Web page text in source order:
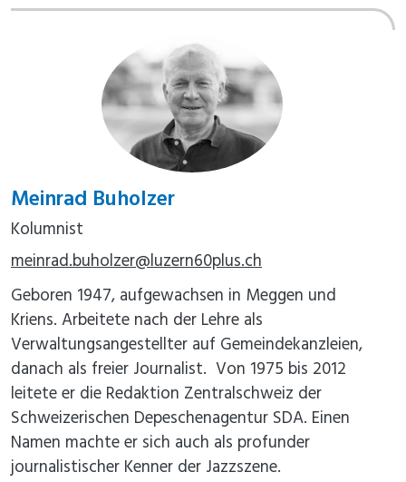
Meinrad Buholzer
Kolumnist
meinrad.buholzer@luzern60plus.ch
Geboren 1947, aufgewachsen in Meggen und
Kriens. Arbeitete nach der Lehre als
Verwaltungsangestellter auf Gemeindekanzleien,
danach als freier Journalist. Von 1975 bis 2012
leitete er die Redaktion Zentralschweiz der
Schweizerischen Depeschenagentur SDA. Einen
Namen machte er sich auch als profunder
journalistischer Kenner der Jazzszene.